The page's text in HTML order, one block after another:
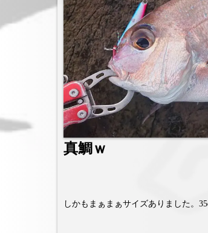
真鯛ｗ
しかもまぁまぁサイズありました。